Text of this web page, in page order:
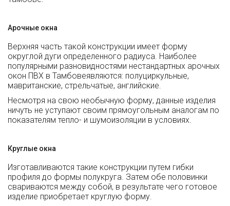
Арочные окна
Верхняя часть такой конструкции имеет форму
округлой дуги определенного радиуса. Наиболее
популярными разновидностями нестандартных арочных
окон ПВХ в Тамбовеявляются: полуциркульные,
мавританские, стрельчатые, английские.
Несмотря на свою необычную форму, данные изделия
ничуть не уступают своим прямоугольным аналогам по
показателям тепло- и шумоизоляции в условиях.
Круглые окна
Изготавливаются такие конструкции путем гибки
профиля до формы полукруга. Затем обе половинки
свариваются между собой, в результате чего готовое
изделие приобретает круглую форму.